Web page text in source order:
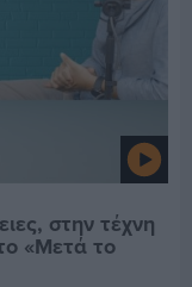
στην τέχνη
«Μετά το